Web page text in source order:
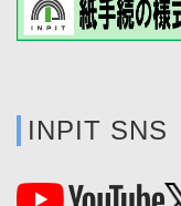
INPIT SNS